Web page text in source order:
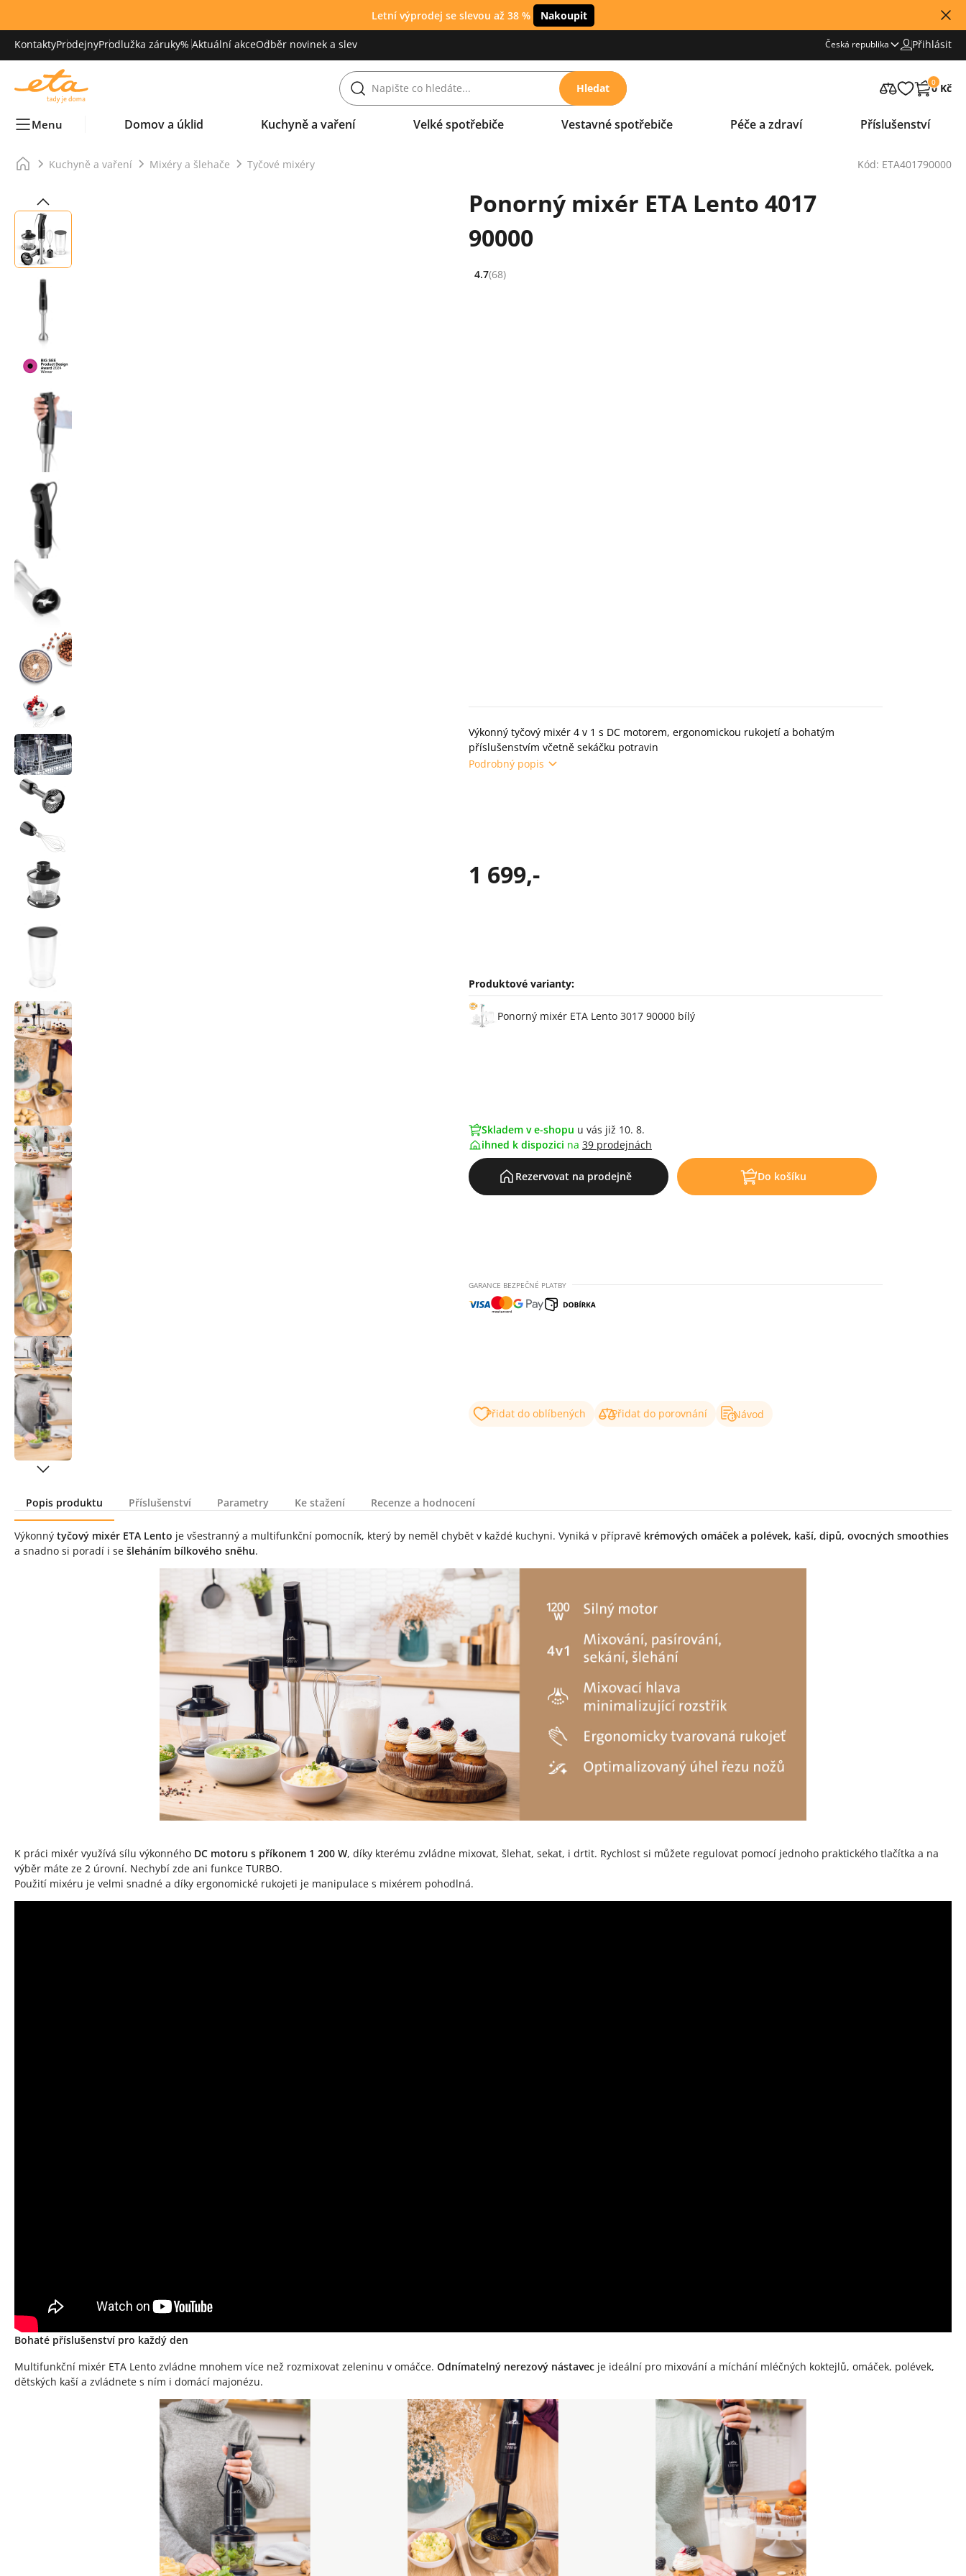
Letní výprodej se slevou až 38 % Nakoupit
KontaktyProdejnyProdlužka záruky% Aktuální akceOdběr novinek a slev Česká republika Přihlásit
Hledat 0
0 Kč
Menu Domov a úklid Kuchyně a vaření Velké spotřebiče Vestavné spotřebiče Péče a zdraví Příslušenství
Kuchyně a vaření Mixéry a šlehače Tyčové mixéry Kód: ETA401790000
Ponorný mixér ETA Lento 4017
90000
Hodnocení: 4.7 z 5 (68 recenzí)
4.7(68)
Výkonný tyčový mixér 4 v 1 s DC motorem, ergonomickou rukojetí a bohatým
příslušenstvím včetně sekáčku potravin
Podrobný popis
1 699,-
Produktové varianty:
Varianty
Ponorný mixér ETA Lento 3017 90000 bílý
Skladem v e-shopu u vás již 10. 8.
ihned k dispozici na 39 prodejnách
Rezervovat na prodejně Do košíku
GARANCE BEZPEČNÉ PLATBY
Přidat do oblíbených Přidat do porovnání Návod
Popis produktu Příslušenství Parametry Ke stažení Recenze a hodnocení
Popis produktu
Výkonný tyčový mixér ETA Lento je všestranný a multifunkční pomocník, který by neměl chybět v každé kuchyni. Vyniká v přípravě krémových omáček a polévek, kaší, dipů, ovocných smoothies
a snadno si poradí i se šleháním bílkového sněhu.
K práci mixér využívá sílu výkonného DC motoru s příkonem 1 200 W, díky kterému zvládne mixovat, šlehat, sekat, i drtit. Rychlost si můžete regulovat pomocí jednoho praktického tlačítka a na
výběr máte ze 2 úrovní. Nechybí zde ani funkce TURBO.
Použití mixéru je velmi snadné a díky ergonomické rukojeti je manipulace s mixérem pohodlná.
Bohaté příslušenství pro každý den
Multifunkční mixér ETA Lento zvládne mnohem více než rozmixovat zeleninu v omáčce. Odnímatelný nerezový nástavec je ideální pro mixování a míchání mléčných koktejlů, omáček, polévek,
dětských kaší a zvládnete s ním i domácí majonézu.